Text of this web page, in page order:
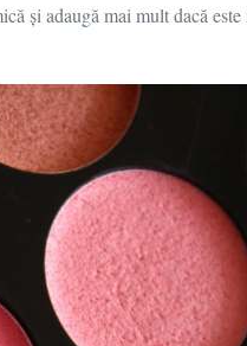
și adaugă mai mult dacă